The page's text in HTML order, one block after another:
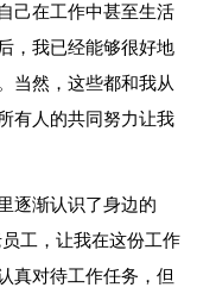
己在工作中甚至生活
，我已经能够很好地
当然，这些都和我从
有人的共同努力让我
逐渐认识了身边的
工，让我在这份工作
真对待工作任务，但